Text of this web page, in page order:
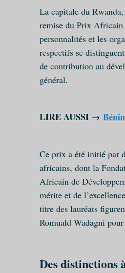
La capitale du
remise du Prix
personnalités et les
respectifs se
de contribution au
général.
LIRE AUSSI →
Ce prix a été initié par
africains, dont la
Africain de
mérite et de
titre des lauréats
Romuald Wadagni
Des distinctions